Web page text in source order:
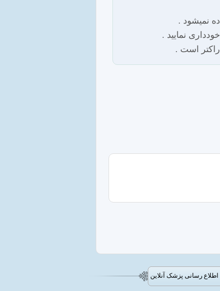
نمیشود .
نمایید .
رسانی پزشک آنلاین